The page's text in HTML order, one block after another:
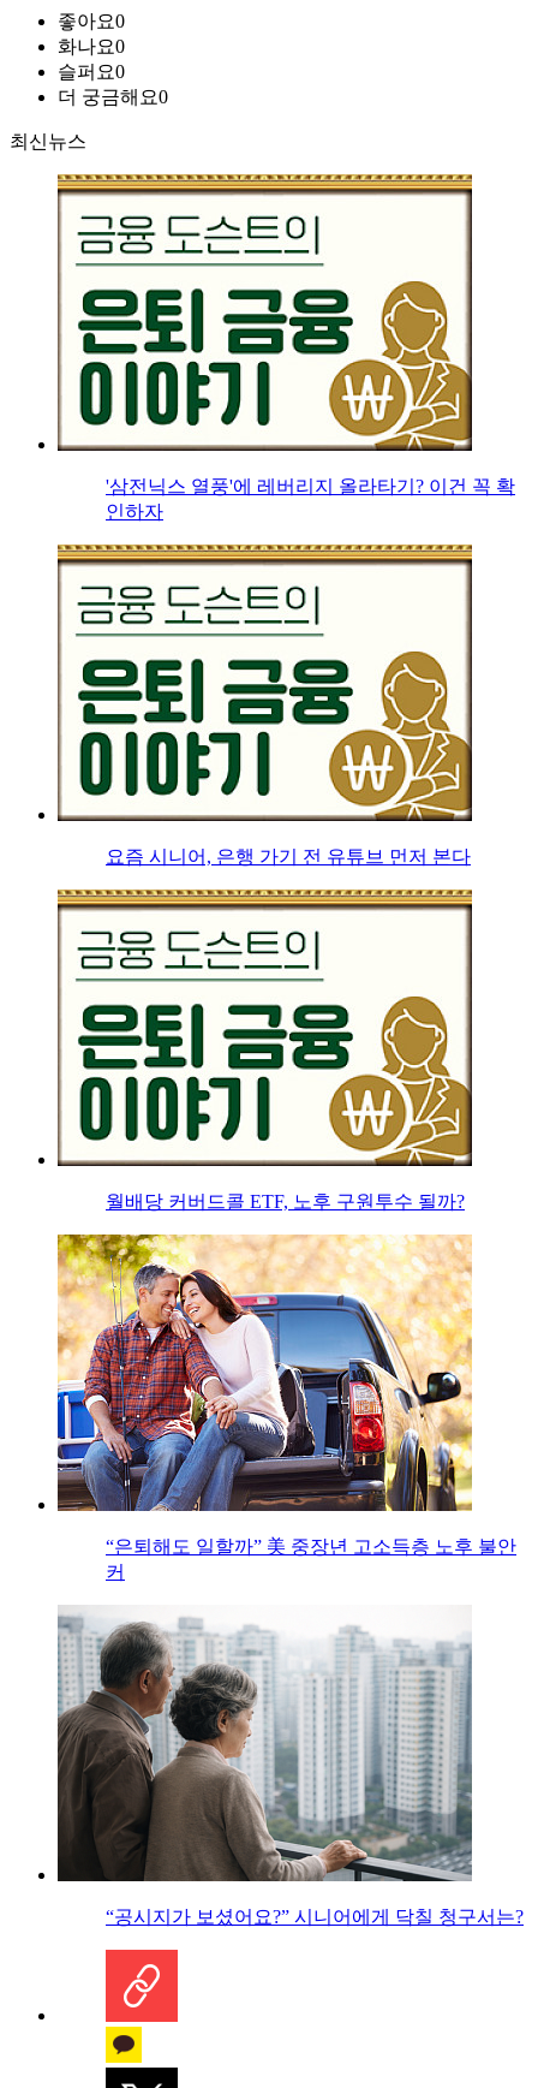
좋아요0
화나요0
슬퍼요0
더 궁금해요0
최신뉴스
'삼전닉스 열풍'에 레버리지 올라타기? 이건 꼭 확
인하자
요즘 시니어, 은행 가기 전 유튜브 먼저 본다
월배당 커버드콜 ETF, 노후 구원투수 될까?
“은퇴해도 일할까” 美 중장년 고소득층 노후 불안
커
“공시지가 보셨어요?” 시니어에게 닥칠 청구서는?